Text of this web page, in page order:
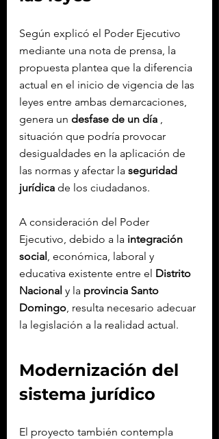
Según explicó el Poder Ejecutivo
mediante una nota de prensa, la
propuesta plantea que la diferencia
actual en el inicio de vigencia de las
leyes entre ambas demarcaciones,
genera un desfase de un día
situación que podría provocar
desigualdades en la aplicación de
las normas y afectar la seguridad
jurídica de los ciudadanos.
A consideración del Poder
Ejecutivo, debido a la integración
social , económica, laboral y
educativa existente entre el Distrito
Nacional y la provincia Santo
Domingo , resulta necesario adecuar
la legislación a la realidad actual.
Modernización del
sistema jurídico
El proyecto también contempla